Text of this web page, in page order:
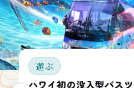
遊ぶ
ハワイ初の没入型バス